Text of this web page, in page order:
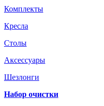
Комплекты
Кресла
Столы
Аксессуары
Шезлонги
Набор очистки